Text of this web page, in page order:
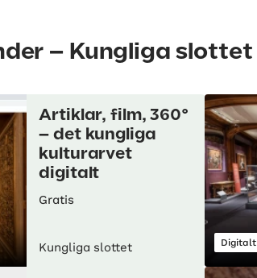
– Kungliga slottet
Artiklar, film, 360°
– det kungliga
kulturarvet
digitalt
Gratis
Kungliga slottet Digitalt